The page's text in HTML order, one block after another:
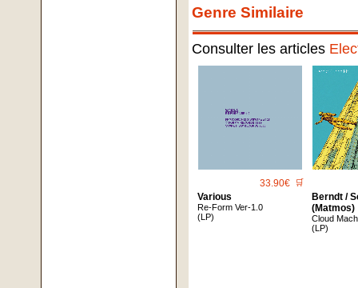
Genre Similaire
Consulter les articles
33.90€ 🛒
Various
Re-Form Ver-1.0
(LP)
Berndt /
(Matmos)
Cloud
(LP)